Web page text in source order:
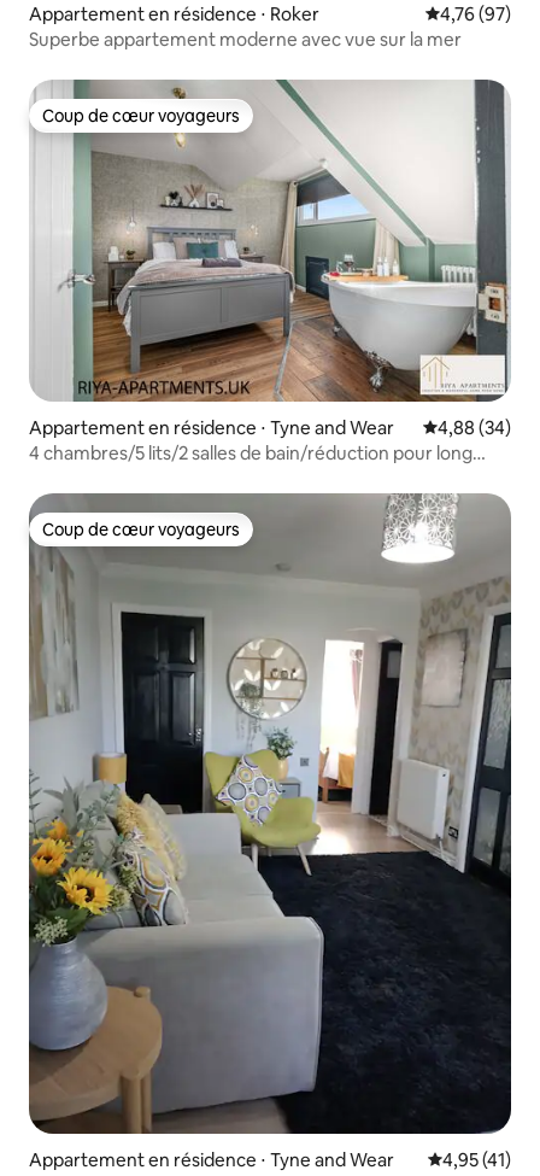
Appartement en résidence ⋅ Roker Évaluation
4,76 (97)
Superbe appartement moderne avec vue sur la mer
Coup de cœur voyageurs
Coup de cœur voyageurs
Appartement en résidence ⋅ Tyne and Wear Évaluation
4,88 (34)
4 chambres/5 lits/2 salles de bain/réduction pour long
Coup de cœur voyageurs
Coup de cœur voyageurs
Appartement en résidence ⋅ Tyne and Wear Évaluation
4,95 (41)